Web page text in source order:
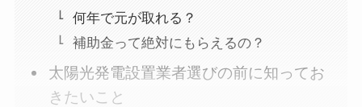
何年で元が取れる？
補助金って絶対にもらえるの？
太陽光発電設置業者選びの前に知ってお
きたいこと